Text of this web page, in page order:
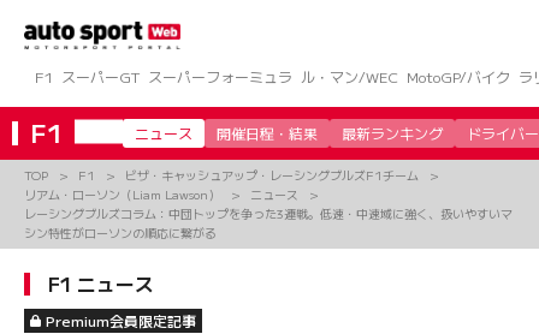
ツ
へ
ス
キ
F1 スーパーGT スーパーフォーミュラ ル・マン/WEC MotoGP/バイク ラ
F1 ニュース 開催日程・結果 最新ランキング ドライバー
TOP F1
ビザ・キャッシュアップ・レーシングブルズF1チーム
リアム・ローソン（Liam Lawson）
ニュース
レーシングブルズコラム：中団トップを争った3連戦。低速・中速域に強く、扱いやすいマ
シン特性がローソンの順応に繋がる
F1 ニュース
Premium会員限定記事